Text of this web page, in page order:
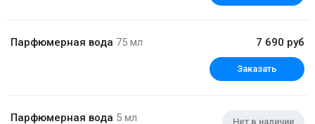
Парфюмерная вода 75 мл 7 690 руб
Заказать
Парфюмерная вода 5 мл Нет в наличии